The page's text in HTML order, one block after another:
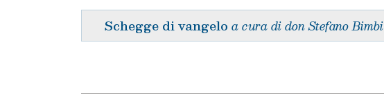
Schegge di vangelo a cura di don Stefano Bimbi